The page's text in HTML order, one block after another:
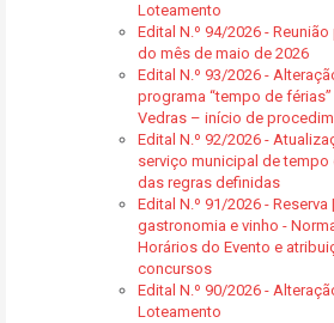
Loteamento
Edital N.º 94/2026 -
do mês de maio de 2026
Edital N.º 93/2026 -
programa “tempo de
Vedras – início de
Edital N.º 92/2026 -
serviço municipal de
das regras definidas
Edital N.º 91/2026 -
gastronomia e vinho -
Horários do Evento e
concursos
Edital N.º 90/2026 -
Loteamento